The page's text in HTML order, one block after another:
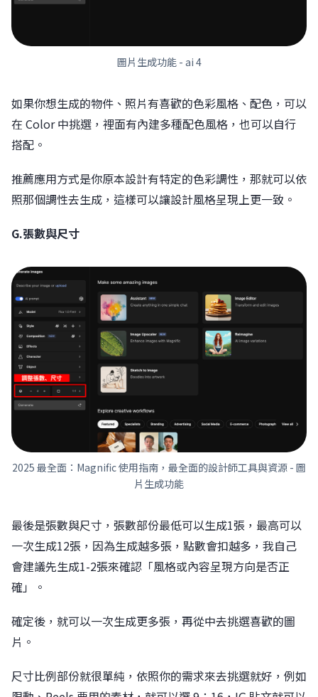
圖片生成功能 - ai 4
如果你想生成的物件、照片有喜歡的色彩風格、配色，可以
在 Color 中挑選，裡面有內建多種配色風格，也可以自行
搭配。
推薦應用方式是你原本設計有特定的色彩調性，那就可以依
照那個調性去生成，這樣可以讓設計風格呈現上更一致。
G.張數與尺寸
2025 最全面：Magnific 使用指南，最全面的設計師工具與資源 - 圖
片生成功能
最後是張數與尺寸，張數部份最低可以生成1張，最高可以
一次生成12張，因為生成越多張，點數會扣越多，我自己
會建議先生成1-2張來確認「風格或內容呈現方向是否正
確」。
確定後，就可以一次生成更多張，再從中去挑選喜歡的圖
片。
尺寸比例部份就很單純，依照你的需求來去挑選就好，例如